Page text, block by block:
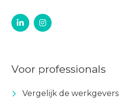
Voor professionals
Vergelijk de werkgevers